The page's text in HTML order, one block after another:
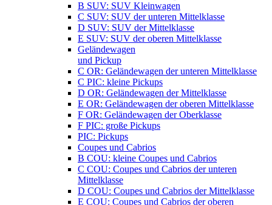
B SUV: SUV Kleinwagen
C SUV: SUV der unteren Mittelklasse
D SUV: SUV der Mittelklasse
E SUV: SUV der oberen Mittelklasse
Geländewagen
und Pickup
C OR: Geländewagen der unteren Mittelklasse
C PIC: kleine Pickups
D OR: Geländewagen der Mittelklasse
E OR: Geländewagen der oberen Mittelklasse
F OR: Geländewagen der Oberklasse
F PIC: große Pickups
PIC: Pickups
Coupes und Cabrios
B COU: kleine Coupes und Cabrios
C COU: Coupes und Cabrios der unteren
Mittelklasse
D COU: Coupes und Cabrios der Mittelklasse
E COU: Coupes und Cabrios der oberen